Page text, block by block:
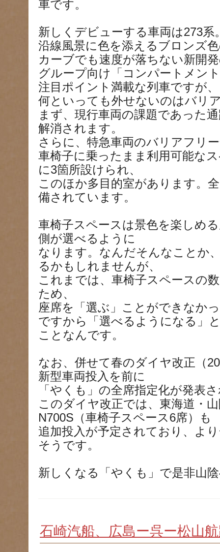
車です。
新しくデビューする車両は273系
沿線風景に色を添えるブロンズ
カーブでも速度が落ちない新開
グループ向け「コンパートメン
注目ポイント満載な列車ですが、
何といっても外せないのはバリ
まず、現行車両の課題であった
解消されます。
さらに、特急車両のバリアフリ
車椅子に乗ったまま利用可能な
に3箇所設けられ、
このほか多目的室があります。
備されています。
車椅子スペースは景色を楽しめ
側が選べるように
なります。なんだそんなことか
るかもしれませんが、
これまでは、車椅子スペースの
ため、
座席を「選ぶ」ことができなか
ですから「選べるようになる」
ことなんです。
なお、併せて春のダイヤ改正（
新型車両投入を前に
「やくも」の全席指定化が発表
このダイヤ改正では、東海道・
N700S（車椅子スペース6席）も
追加投入が予定されており、よ
そうです。
新しくなる「やくも」で是非山
石崎汽船、広島ー呉ー松山